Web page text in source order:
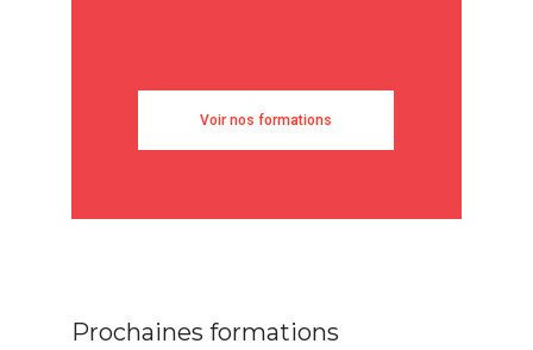
Voir nos formations
Prochaines formations